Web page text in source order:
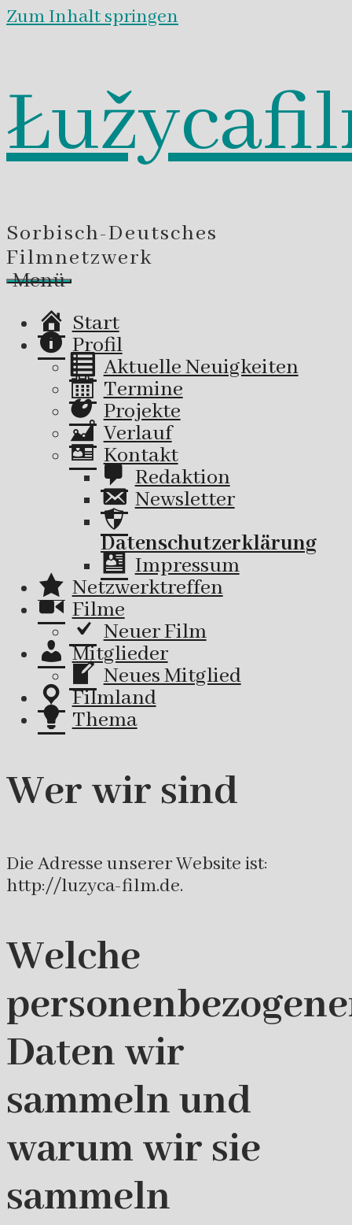
Zum Inhalt springen
Sorbisch-Deutsches
Filmnetzwerk
Menü
Start
Profil
Aktuelle Neuigkeiten
Termine
Projekte
Verlauf
Kontakt
Redaktion
Newsletter
Datenschutzerklärung
Impressum
Netzwerktreffen
Filme
Neuer Film
Mitglieder
Neues Mitglied
Filmland
Thema
Wer wir sind
Die Adresse unserer Website ist:
http://luzyca-film.de.
Welche
Daten wir
sammeln und
warum wir sie
sammeln